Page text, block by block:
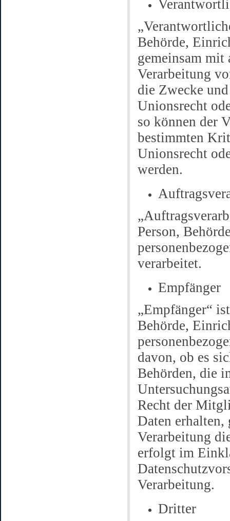
Behörde,
gemeinsam
Verarbeitung
die Zwecke
Unionsrecht
so können der
bestimmten
Unionsrecht
werden.
Person,
verarbeitet.
Empfänger
„Empfänger“
Behörde,
davon, ob es
Behörden, die
Recht der
Daten
Verarbeitung
erfolgt im
Verarbeitung.
Dritter